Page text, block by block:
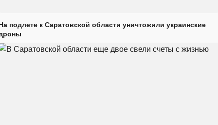
подлете к Саратовской области уничтожили украинские